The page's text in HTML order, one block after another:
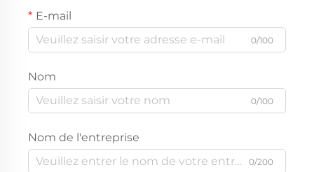
E-mail
0/100
Nom
0/100
Nom de l'entreprise
0/200